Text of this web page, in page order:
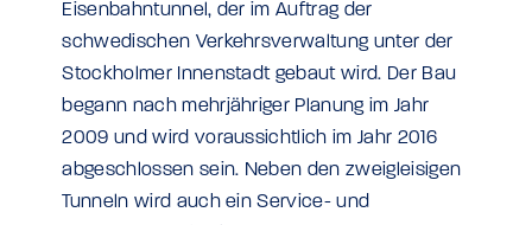
Eisenbahntunnel, der im Auftrag der
schwedischen Verkehrsverwaltung unter der
Stockholmer Innenstadt gebaut wird. Der Bau
begann nach mehrjähriger Planung im Jahr
2009 und wird voraussichtlich im Jahr 2016
abgeschlossen sein. Neben den zweigleisigen
Tunneln wird auch ein Service- und